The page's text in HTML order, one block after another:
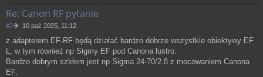
r
Re: Canon RF pytanie
#2
P
s
t
10 paź 2025, 11:12
z adapterem EF-RF będą działać bardzo dobrze wszystkie obiektywy EF
L, w tym również np Sigmy EF pod Canona lustro.
Bardzo dobrym szkłem jest np Sigma 24-70/2.8 z mocowaniem Canona
EF.